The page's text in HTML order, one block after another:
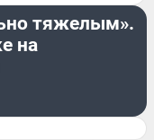
тяжелым».
на